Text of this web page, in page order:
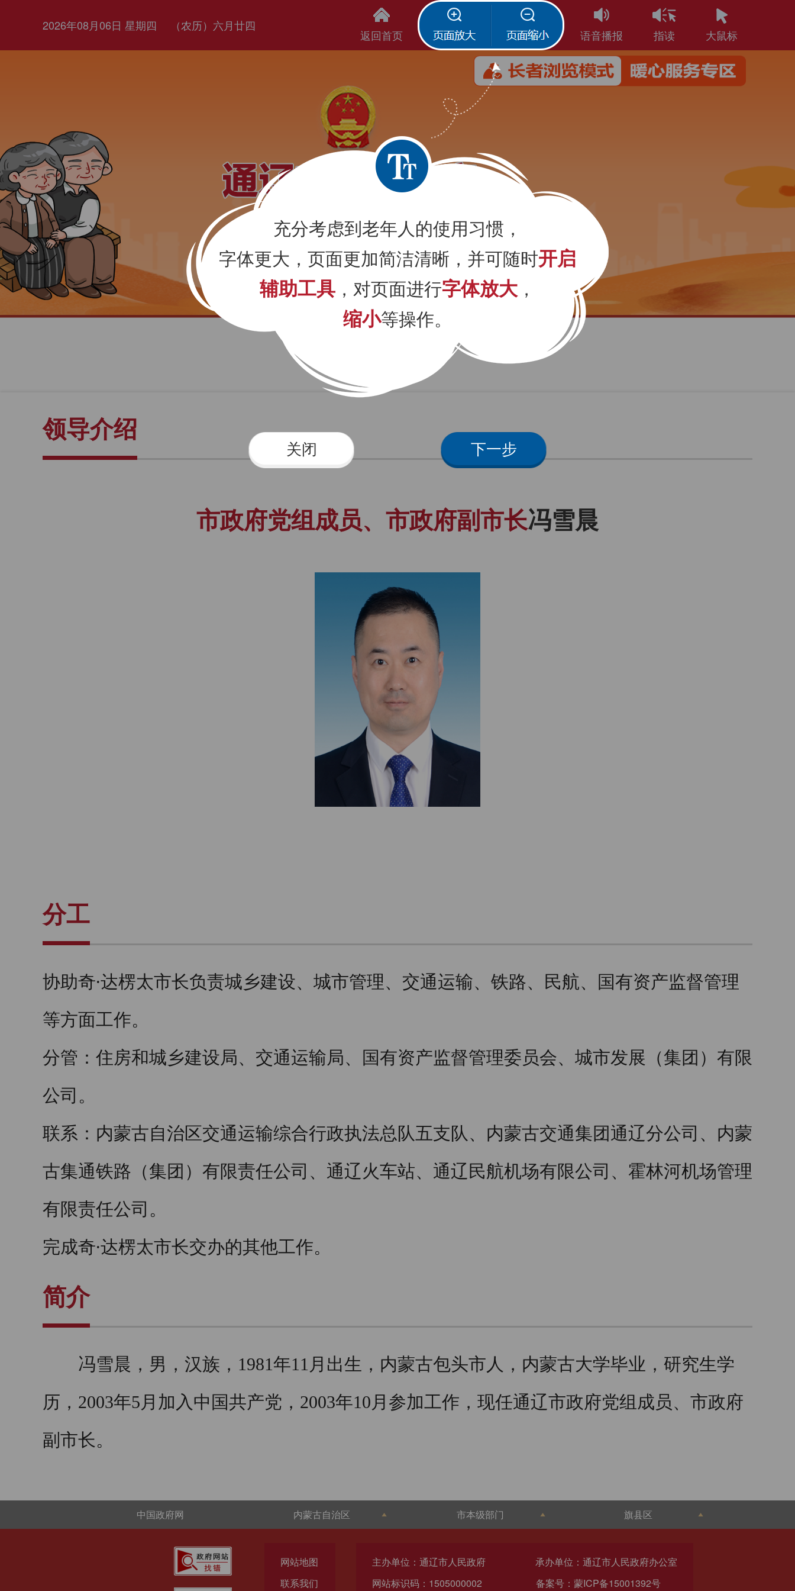
2026年08月06日 星期四 （农历）六月廿四
返回首页 页面放大 页面缩小 语音播报 指读 大鼠标
充分考虑到老年人的使用习惯，
字体更大，页面更加简洁清晰，并可随时开启
辅助工具 ，对页面进行字体放大 ，
缩小等操作。
关闭 下一步
领导介绍
市政府党组成员、市政府副市长冯雪晨
分工
协助奇∙达楞太市长负责城乡建设、城市管理、交通运输、铁路、民航、国有资产监督管理
等方面工作。
分管：住房和城乡建设局、交通运输局、国有资产监督管理委员会、城市发展（集团）有限
公司。
联系：内蒙古自治区交通运输综合行政执法总队五支队、内蒙古交通集团通辽分公司、内蒙
古集通铁路（集团）有限责任公司、通辽火车站、通辽民航机场有限公司、霍林河机场管理
有限责任公司。
完成奇∙达楞太市长交办的其他工作。
简介
冯雪晨，男，汉族，1981年11月出生，内蒙古包头市人，内蒙古大学毕业，研究生学
历，2003年5月加入中国共产党，2003年10月参加工作，现任通辽市政府党组成员、市政府
副市长。
中国政府网 内蒙古自治区 市本级部门 旗县区
网站地图
联系我们
主办单位：通辽市人民政府
承办单位：通辽市人民政府办公室
网站标识码：1505000002
备案号：蒙ICP备15001392号